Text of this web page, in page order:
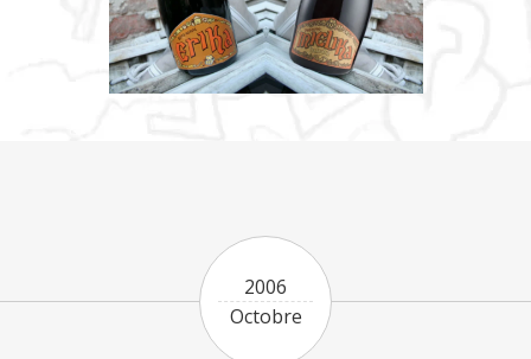
2006
Octobre